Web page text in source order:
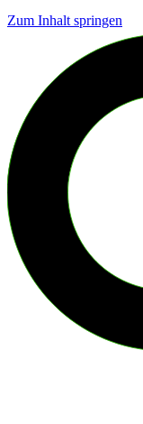
Zum Inhalt springen